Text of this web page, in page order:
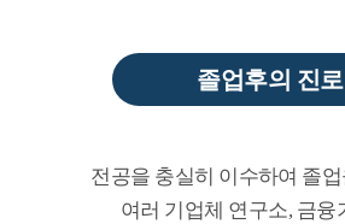
졸업후의 진로
전공을 충실히 이수하여 졸
여러 기업체 연구소, 금융